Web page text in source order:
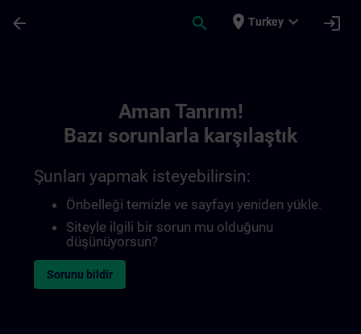
arrow_back search place Turkey expand_more login
Aman Tanrım!
Bazı sorunlarla karşılaştık
Şunları yapmak isteyebilirsin:
Önbelleği temizle ve sayfayı yeniden yükle.
Siteyle ilgili bir sorun mu olduğunu
düşünüyorsun?
Sorunu bildir